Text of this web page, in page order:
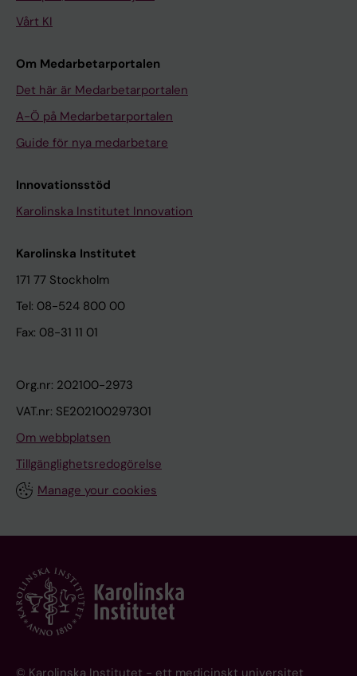
Vårt KI
Om Medarbetarportalen
Det här är Medarbetarportalen
A-Ö på Medarbetarportalen
Guide för nya medarbetare
Innovationsstöd
Karolinska Institutet Innovation
Karolinska Institutet
171 77 Stockholm
Tel: 08-524 800 00
Fax: 08-31 11 01
Org.nr: 202100-2973
VAT.nr: SE202100297301
Om webbplatsen
Tillgänglighetsredogörelse
Manage your cookies